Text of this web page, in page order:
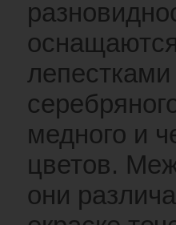
лепестками
медного и
цветов.
они